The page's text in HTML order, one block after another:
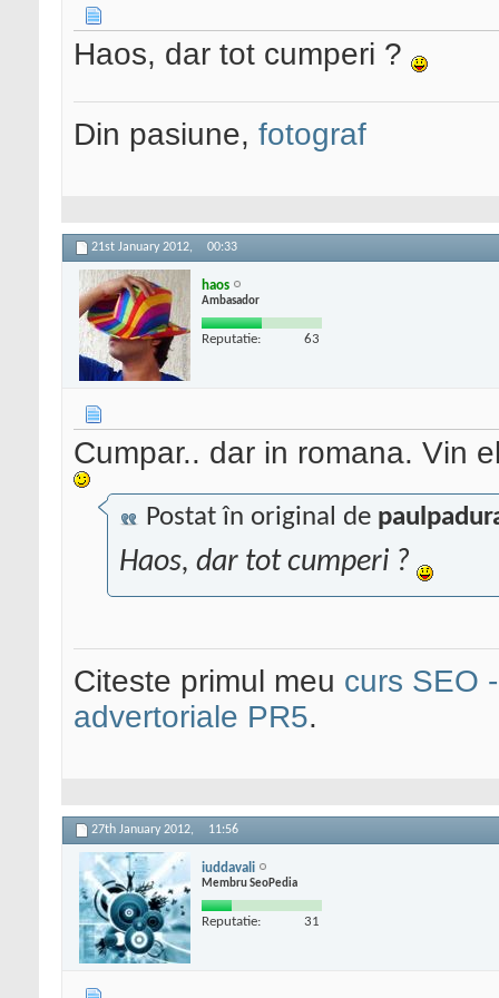
Haos, dar tot cumperi ?
Din pasiune, fotograf
21st January 2012, 00:33
haos
Ambasador
Reputatie: 63
Cumpar.. dar in romana. Vin
Postat în original de
Haos, dar tot cumperi ?
Citeste primul meu curs SEO
advertoriale PR5.
27th January 2012, 11:56
iuddavali
Membru SeoPedia
Reputatie: 31